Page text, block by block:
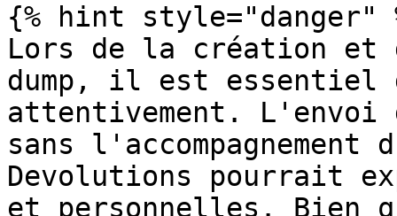
{% hint style="danger"
Lors de la création
dump, il est essentiel
attentivement. L'envoi
sans
Devolutions pourrait
et personnelles. Bien